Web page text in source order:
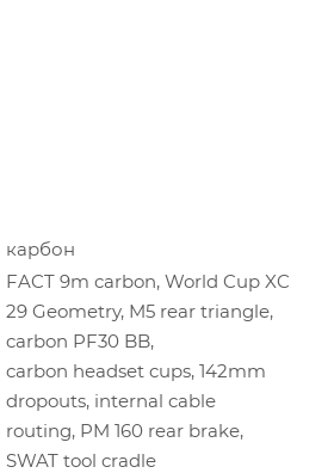
карбон
FACT 9m carbon, World Cup XC
29 Geometry, M5 rear triangle,
carbon PF30 BB,
carbon headset cups, 142mm
dropouts, internal cable
routing, PM 160 rear brake,
SWAT tool cradle